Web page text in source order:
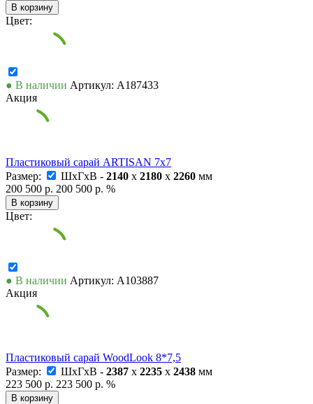
В корзину
Цвет:
● В наличии Артикул: А187433
Акция
Пластиковый сарай ARTISAN 7x7
Размер:
ШxГxВ - 2140 x 2180 x 2260 мм
200 500 р. 200 500 р. %
В корзину
Цвет:
● В наличии Артикул: А103887
Акция
Пластиковый сарай WoodLook 8*7,5
Размер:
ШxГxВ - 2387 x 2235 x 2438 мм
223 500 р. 223 500 р. %
В корзину